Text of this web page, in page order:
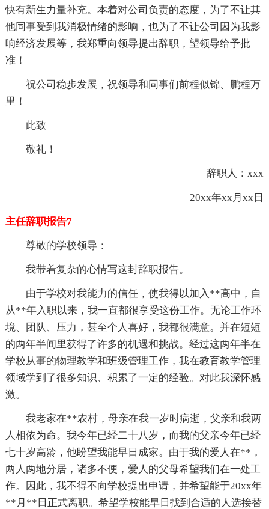
快有新生力量补充。本着对公司负责的态度，为了不让其
他同事受到我消极情绪的影响，也为了不让公司因为我影
响经济发展等，我郑重向领导提出辞职，望领导给予批
准！
祝公司稳步发展，祝领导和同事们前程似锦、鹏程万
里！
此致
敬礼！
辞职人：xxx
20xx年xx月xx日
主任辞职报告7
尊敬的学校领导：
我带着复杂的心情写这封辞职报告。
由于学校对我能力的信任，使我得以加入**高中，自
从**年入职以来，我一直都很享受这份工作。无论工作环
境、团队、压力，甚至个人喜好，我都很满意。并在短短
的两年半间里获得了许多的机遇和挑战。经过这两年半在
学校从事的物理教学和班级管理工作，我在教育教学管理
领域学到了很多知识、积累了一定的经验。对此我深怀感
激。
我老家在**农村，母亲在我一岁时病逝，父亲和我两
人相依为命。我今年已经二十八岁，而我的父亲今年已经
七十岁高龄，他盼望我能早日成家。由于我的爱人在**，
两人两地分居，诸多不便，爱人的父母希望我们在一处工
作。因此，我不得不向学校提出申请，并希望能于20xx年
**月**日正式离职。希望学校能早日找到合适的人选接替